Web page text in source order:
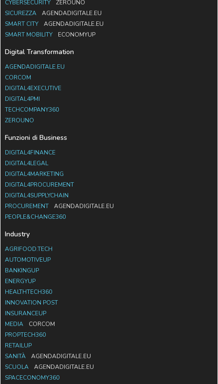
CYBERSECURITY
ZEROUNO
SICUREZZA
AGENDADIGITALE.EU
SMART CITY
AGENDADIGITALE.EU
SMART MOBILITY
ECONOMYUP
Digital Transformation
AGENDADIGITALE.EU
CORCOM
DIGITAL4EXECUTIVE
DIGITAL4PMI
TECHCOMPANY360
ZEROUNO
Funzioni di Business
DIGITAL4FINANCE
DIGITAL4LEGAL
DIGITAL4MARKETING
DIGITAL4PROCUREMENT
DIGITAL4SUPPLYCHAIN
PROCUREMENT
AGENDADIGITALE.EU
PEOPLE&CHANGE360
Industry
AGRIFOOD.TECH
AUTOMOTIVEUP
BANKINGUP
ENERGYUP
HEALTHTECH360
INNOVATION POST
INSURANCEUP
MEDIA
CORCOM
PROPTECH360
RETAILUP
SANITÀ
AGENDADIGITALE.EU
SCUOLA
AGENDADIGITALE.EU
SPACECONOMY360